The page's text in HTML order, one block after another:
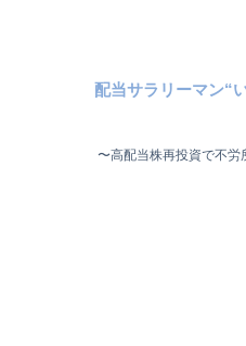
配当サラリーマン“
〜高配当株再投資で不労